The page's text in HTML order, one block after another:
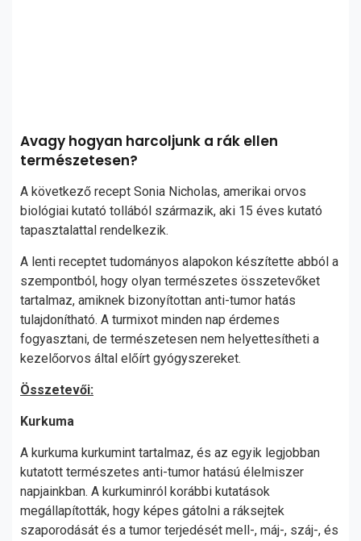
Avagy hogyan harcoljunk a rák ellen
természetesen?
A következő recept Sonia Nicholas, amerikai orvos
biológiai kutató tollából származik, aki 15 éves kutató
tapasztalattal rendelkezik.
A lenti receptet tudományos alapokon készítette abból a
szempontból, hogy olyan természetes összetevőket
tartalmaz, amiknek bizonyítottan anti-tumor hatás
tulajdonítható. A turmixot minden nap érdemes
fogyasztani, de természetesen nem helyettesítheti a
kezelőorvos által előírt gyógyszereket.
Összetevői:
Kurkuma
A kurkuma kurkumint tartalmaz, és az egyik legjobban
kutatott természetes anti-tumor hatású élelmiszer
napjainkban. A kurkuminról korábbi kutatások
megállapították, hogy képes gátolni a ráksejtek
szaporodását és a tumor terjedését mell-, máj-, száj-, és